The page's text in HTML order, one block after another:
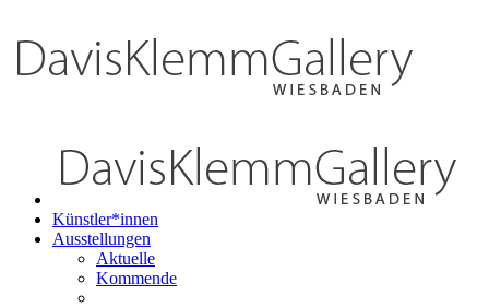
Künstler*innen
Ausstellungen
Aktuelle
Kommende